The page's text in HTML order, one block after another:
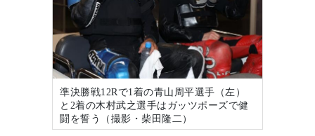
準決勝戦12Rで1着の青山周平選手（左）
と2着の木村武之選手はガッツポーズで健
闘を誓う（撮影・柴田隆二）